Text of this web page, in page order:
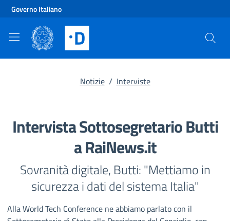
Vai al contenuto principale
Vai al footer
Governo Italiano
Notizie / Interviste
Intervista Sottosegretario Butti
a RaiNews.it
Sovranità digitale, Butti: "Mettiamo in
sicurezza i dati del sistema Italia"
Alla World Tech Conference ne abbiamo parlato con il